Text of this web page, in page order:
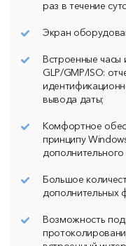
раз в течение
Экран
Встроенные часы
GLP/GMP/ISO:
вывода даты;
Комфортное
принципу
Большое
дополнительных
Возможность